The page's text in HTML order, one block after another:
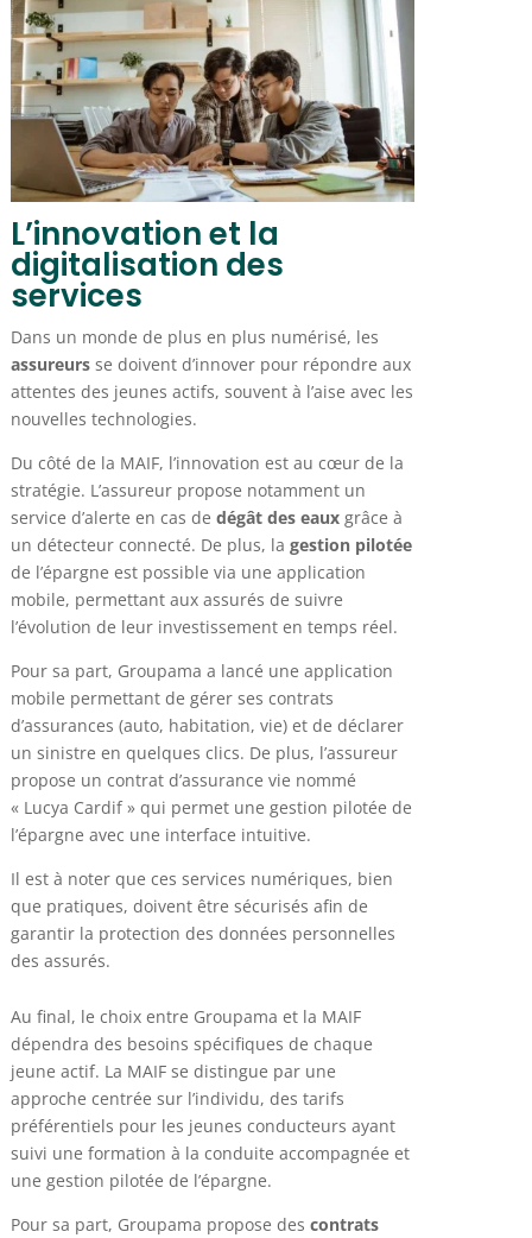
L’innovation et la
digitalisation des
services
Dans un monde de plus en plus numérisé, les
assureursse doivent d’innover pour répondre aux
attentes des jeunes actifs, souvent à l’aise avec les
nouvelles technologies.
Du côté de la MAIF, l’innovation est au cœur de la
stratégie. L’assureur propose notamment un
service d’alerte en cas de dégât des eauxgrâce à
un détecteur connecté. De plus, la gestion pilotée
de l’épargne est possible via une application
mobile, permettant aux assurés de suivre
l’évolution de leur investissement en temps réel.
Pour sa part, Groupama a lancé une application
mobile permettant de gérer ses contrats
d’assurances (auto, habitation, vie) et de déclarer
un sinistre en quelques clics. De plus, l’assureur
propose un contrat d’assurance vie nommé
« Lucya Cardif » qui permet une gestion pilotée de
l’épargne avec une interface intuitive.
Il est à noter que ces services numériques, bien
que pratiques, doivent être sécurisés afin de
garantir la protection des données personnelles
des assurés.
Au final, le choix entre Groupama et la MAIF
dépendra des besoins spécifiques de chaque
jeune actif. La MAIF se distingue par une
approche centrée sur l’individu, des tarifs
préférentiels pour les jeunes conducteurs ayant
suivi une formation à la conduite accompagnée et
une gestion pilotée de l’épargne.
Pour sa part, Groupama propose des contrats